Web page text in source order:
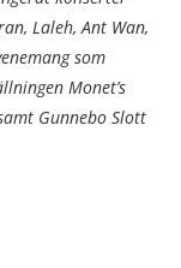
Laleh, Ant Wan,
som
Monet’s
Gunnebo Slott